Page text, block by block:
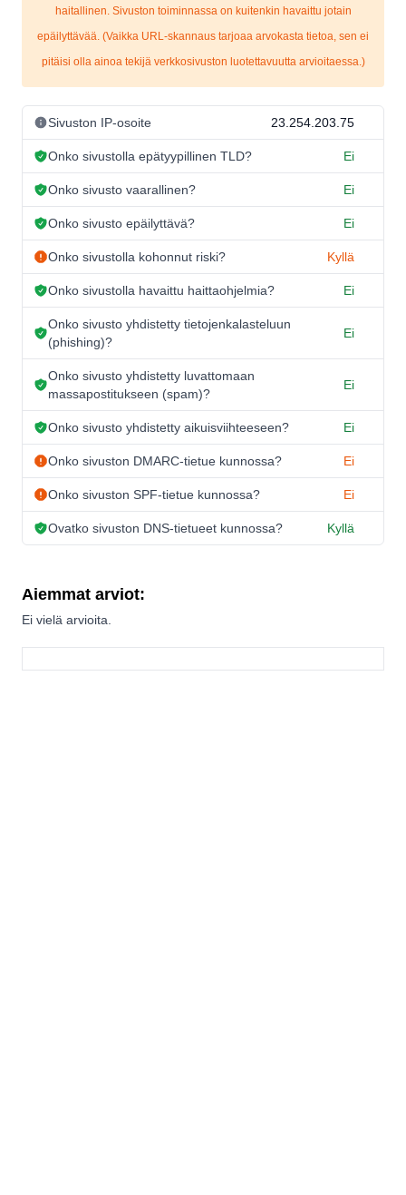
haitallinen. Sivuston toiminnassa on kuitenkin havaittu jotain
epäilyttävää. (Vaikka URL-skannaus tarjoaa arvokasta tietoa, sen ei
pitäisi olla ainoa tekijä verkkosivuston luotettavuutta arvioitaessa.)
Sivuston IP-osoite 23.254.203.75
Onko sivustolla epätyypillinen TLD? Ei
Onko sivusto vaarallinen? Ei
Onko sivusto epäilyttävä? Ei
Onko sivustolla kohonnut riski? Kyllä
Onko sivustolla havaittu haittaohjelmia? Ei
Onko sivusto yhdistetty tietojenkalasteluun
(phishing)?
Ei
Onko sivusto yhdistetty luvattomaan
massapostitukseen (spam)?
Ei
Onko sivusto yhdistetty aikuisviihteeseen? Ei
Onko sivuston DMARC-tietue kunnossa? Ei
Onko sivuston SPF-tietue kunnossa? Ei
Ovatko sivuston DNS-tietueet kunnossa? Kyllä
Aiemmat arviot:
Ei vielä arvioita.